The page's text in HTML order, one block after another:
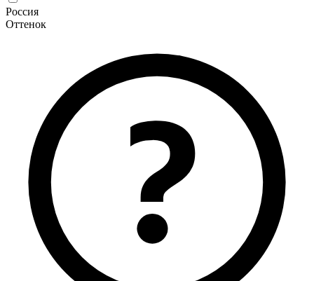
Россия
Оттенок